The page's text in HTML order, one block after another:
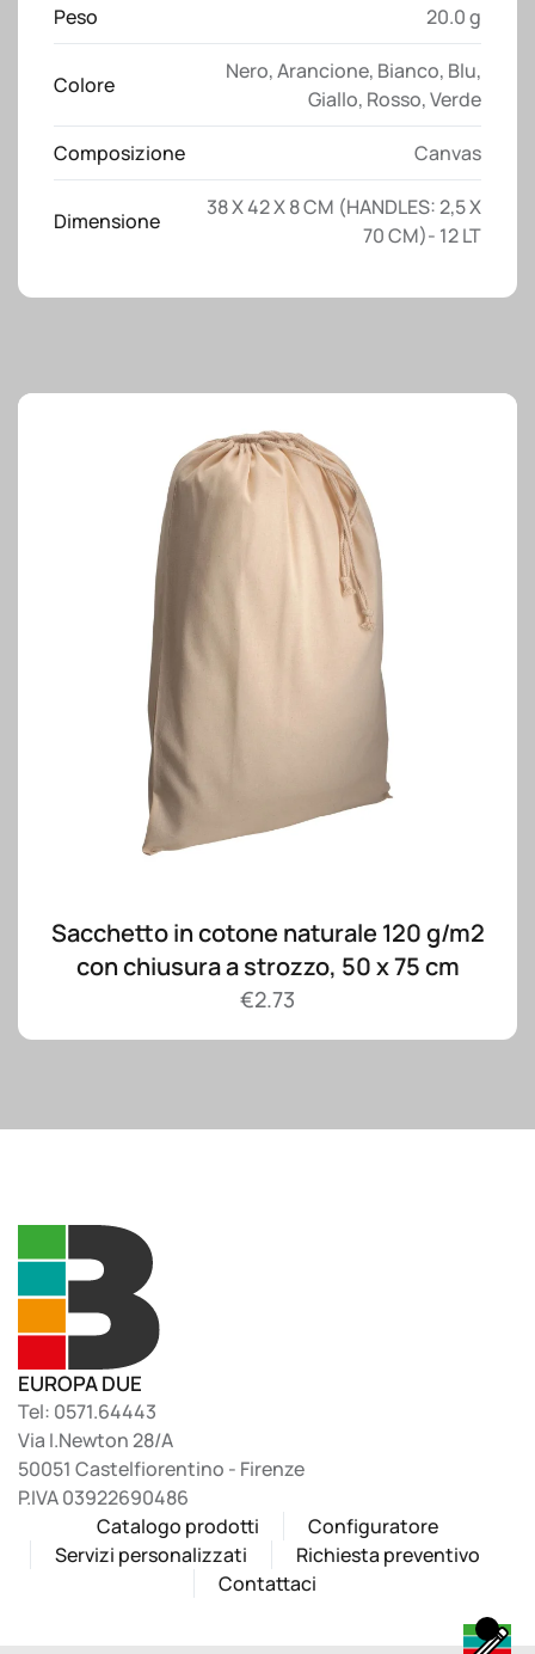
g/m2,
manici
lunghi
quantità
Peso 20.0 g
Colore
Nero,Arancione, Bianco, Blu,
Giallo, Rosso,Verde
Composizione Canvas
Dimensione
38 X 42 X 8 CM (HANDLES: 2,5 X
70 CM)- 12 LT
Sacchetto in cotone naturale 120 g/m2
con chiusura a strozzo, 50 x 75 cm
€2.73
EUROPA DUE
Tel: 0571.64443
Via I.Newton 28/A
50051 Castelfiorentino - Firenze
P.IVA 03922690486
Catalogo prodotti
Configuratore
Servizi personalizzati
Richiesta preventivo
Contattaci